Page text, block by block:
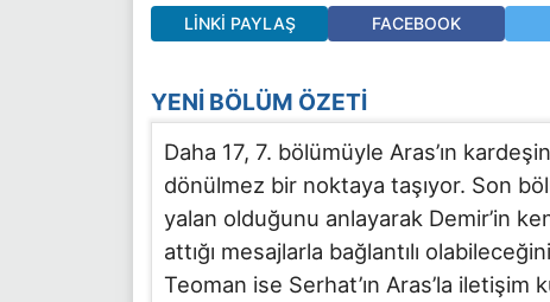
LINKI PAYLAŞ FACEBOOK
YENI BÖLÜM ÖZETI
Daha 17, 7. bölümüyle Aras’ın
dönülmez bir noktaya taşıyor. Son
yalan olduğunu anlayarak Demir’in
attığı mesajlarla bağlantılı
Teoman ise Serhat’ın Aras’la iletişim